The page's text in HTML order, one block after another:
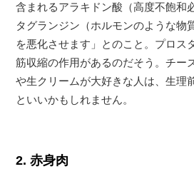
含まれるアラキドン酸（高度不飽和
タグランジン（ホルモンのような物
を悪化させます」とのこと。プロス
筋収縮の作用があるのだそう。チー
や生クリームが大好きな人は、生理
といいかもしれません。
2. 赤身肉